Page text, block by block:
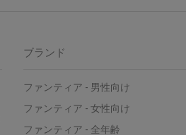
ブランド
ファンティア - 男性向け
ファンティア - 女性向け
ファンティア - 全年齢